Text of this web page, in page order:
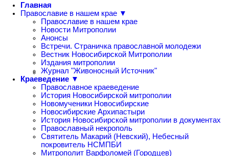
Главная
Православие в нашем крае ▼
Православие в нашем крае
Новости Митрополии
Анонсы
Встречи. Страничка православной молодежи
Вестник Новосибирской Митрополии
Издания митрополии
Журнал "Живоносный Источник"
Краеведение ▼
Православное краеведение
История Новосибирской митрополии
Новомученики Новосибирские
Новосибирские Архипастыри
История Новосибирской митрополии в документах
Православный некрополь
Святитель Макарий (Невский), Небесный
покровитель НСМПБИ
Митрополит Варфоломей (Городцев)